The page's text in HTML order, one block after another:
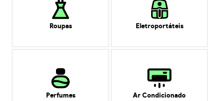
Roupas Eletroportáteis
Perfumes Ar Condicionado